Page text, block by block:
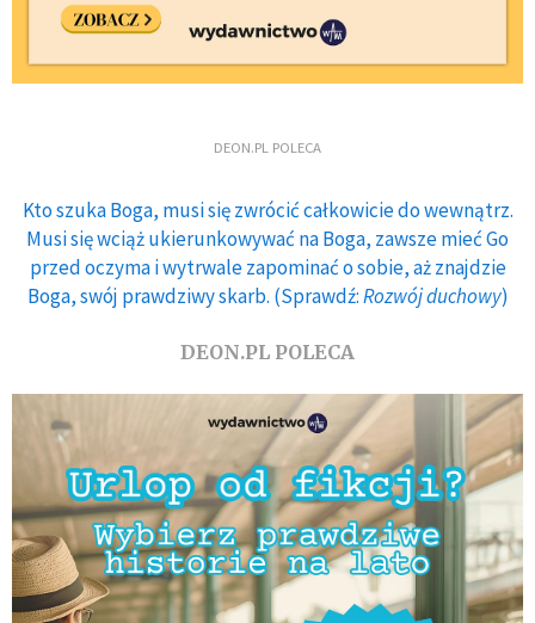
DEON.PL POLECA
Kto szuka Boga, musi się zwrócić całkowicie do wewnątrz.
Musi się wciąż ukierunkowywać na Boga, zawsze mieć Go
przed oczyma i wytrwale zapominać o sobie, aż znajdzie
Boga, swój prawdziwy skarb. (Sprawdź:Rozwój duchowy)
DEON.PL POLECA